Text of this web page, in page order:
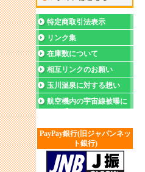
特定商取引法表示
リンク集
在庫数について
相互リンクのお願い
玉川温泉に対する想い
航空機内の宇宙線被曝に
ついて
PayPay銀行(旧ジャパンネッ
ト銀行)